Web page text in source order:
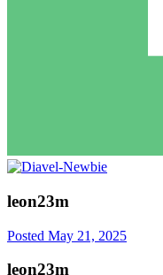
leon23m
Posted May 21, 2025
leon23m